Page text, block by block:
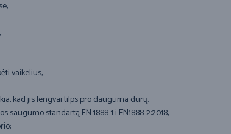
vaikelius;
kad jis lengvai tilps pro dauguma durų.
standartą EN 1888-1 i EN1888-2:2018;